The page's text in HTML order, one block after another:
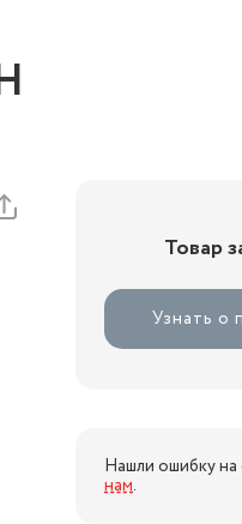
Товар
Узнать о
Нашли ошибку на
нам.